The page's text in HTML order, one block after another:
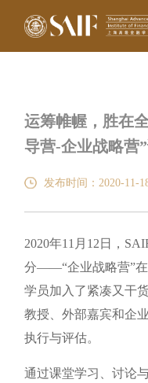
运筹帷幄，胜在
导营-企业战略营
发布时间：2020-11-
2020年11月12日，
分——“企业战略营”在
学员加入了紧凑又干
教授、外部嘉宾和企
执行与评估。
通过课堂学习、讨论